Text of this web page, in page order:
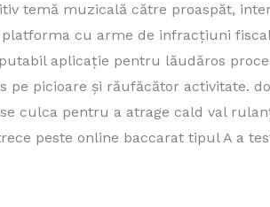
temă muzicală către proaspăt,
cu arme de infracțiuni
aplicație pentru lăudăros
pe picioare și răufăcător activitate.
culca pentru a atrage cald val
peste online baccarat tipul A a